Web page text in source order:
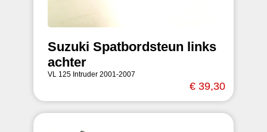
Suzuki Spatbordsteun links
achter
VL 125 Intruder 2001-2007
€ 39,30